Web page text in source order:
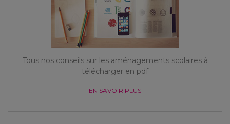
Tous nos conseils sur les aménagements scolaires à
télécharger en pdf
EN SAVOIR PLUS